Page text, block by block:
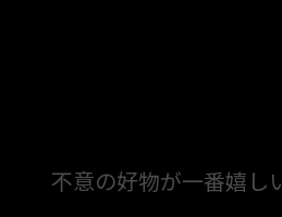
不意の好物が一番嬉し